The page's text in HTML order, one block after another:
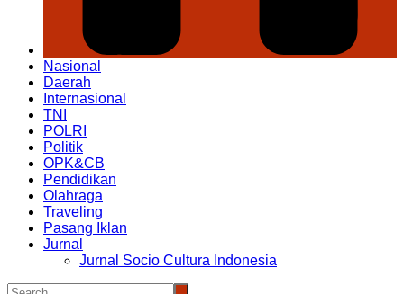
Nasional
Daerah
Internasional
TNI
POLRI
Politik
OPK&CB
Pendidikan
Olahraga
Traveling
Pasang Iklan
Jurnal
Jurnal Socio Cultura Indonesia